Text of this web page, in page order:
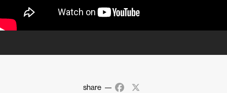
share Facebook